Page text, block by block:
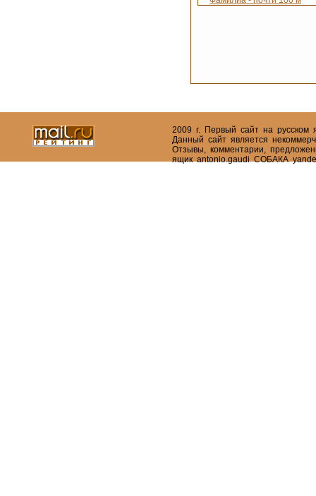
2009 г. Первый сайт на русском
Данный сайт является
Отзывы, комментарии,
ящик antonio.gaudi СОБАКА